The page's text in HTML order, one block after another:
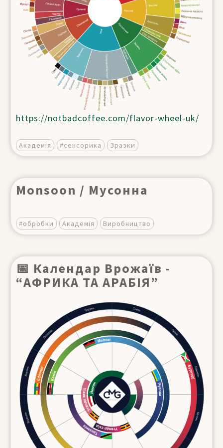
https://notbadcoffee.com/flavor-wheel-uk/
Академія #сенсорика Зразки
Monsoon / Мусонна
#обробки Академія Виробництво
📅 Календар Врожаїв -
“АФРИКА ТА АРАБІЯ”